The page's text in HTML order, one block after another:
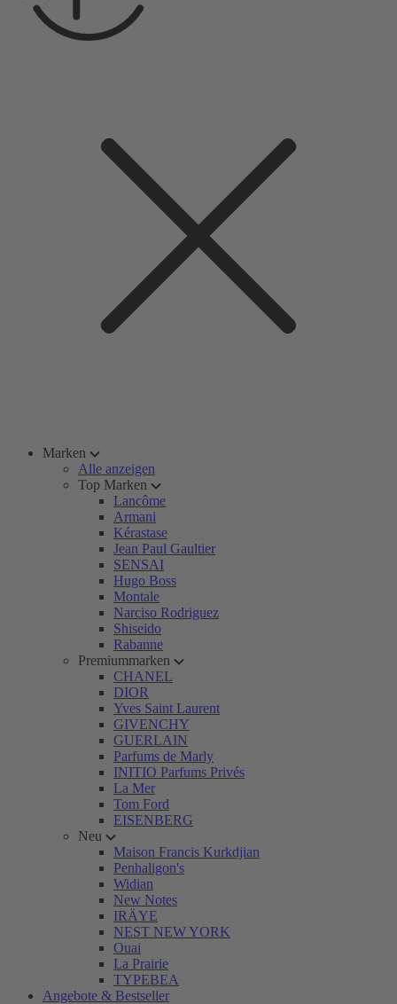
Marken
Alle anzeigen
Top Marken
Lancôme
Armani
Kérastase
Jean Paul Gaultier
SENSAI
Hugo Boss
Montale
Narciso Rodriguez
Shiseido
Rabanne
Premiummarken
CHANEL
DIOR
Yves Saint Laurent
GIVENCHY
GUERLAIN
Parfums de Marly
INITIO Parfums Privés
La Mer
Tom Ford
EISENBERG
Neu
Maison Francis Kurkdjian
Penhaligon's
Widian
New Notes
IRÄYE
NEST NEW YORK
Ouai
La Prairie
TYPEBEA
Angebote & Bestseller